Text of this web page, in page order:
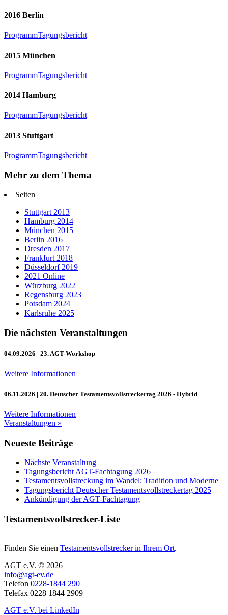
2016 Berlin
ProgrammTagungsbericht
2015 München
ProgrammTagungsbericht
2014 Hamburg
ProgrammTagungsbericht
2013 Stuttgart
ProgrammTagungsbericht
Mehr zu dem Thema
Seiten
Stuttgart 2013
Hamburg 2014
München 2015
Berlin 2016
Dresden 2017
Frankfurt 2018
Düsseldorf 2019
2021 Online
Würzburg 2022
Regensburg 2023
Potsdam 2024
Karlsruhe 2025
Die nächsten Veranstaltungen
04.09.2026 | 23. AGT-Workshop
Weitere Informationen
06.11.2026 | 20. Deutscher Testamentsvollstreckertag 2026 - Hybrid
Weitere Informationen
Veranstaltungen »
Neueste Beiträge
Nächste Veranstaltung
Tagungsbericht AGT-Fachtagung 2026
Testamentsvollstreckung im Wandel: Tradition und Moderne
Tagungsbericht Deutscher Testamentsvollstreckertag 2025
Ankündigung der AGT-Fachtagung
Testamentsvollstrecker-Liste
Finden Sie einen Testamentsvollstrecker in Ihrem Ort.
AGT e.V. © 2026
info@agt-ev.de
Telefon 0228-1844 290
Telefax 0228 1844 2909
AGT e.V. bei LinkedIn